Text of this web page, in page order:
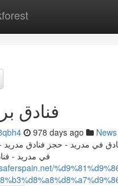
فنادق
978 days ago News
في مدريد - حجز فنادق
في مدريد -